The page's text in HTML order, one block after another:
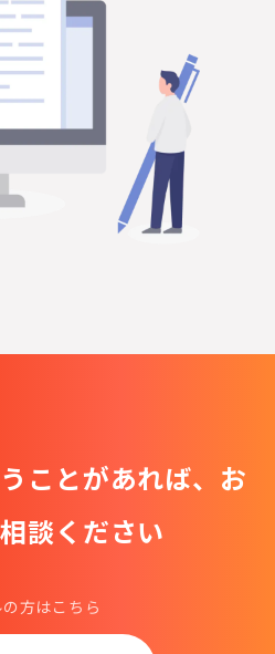
ことがあれば、 お
談ください
方はこちら